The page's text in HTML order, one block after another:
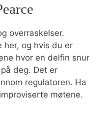
overraskelser.
her, og hvis du er
hvor en delfin snur
deg. Det er
regulatoren. Ha
møtene.